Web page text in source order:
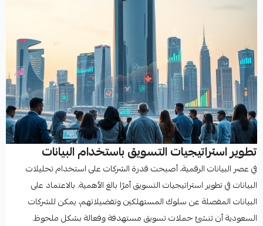
تطوير استراتيجيات التسويق باستخدام البيانات
في عصر البيانات الرقمية، أصبحت قدرة الشركات على استخدام تحليلات
البيانات في تطوير استراتيجيات التسويق أمرًا بالغ الأهمية. بالاعتماد على
البيانات المفصلة عن سلوك المستهلكين وتفضيلاتهم، يمكن للشركات
السعودية أن تنشئ حملات تسويق مستهدفة وفعالة بشكل ملحوظ.